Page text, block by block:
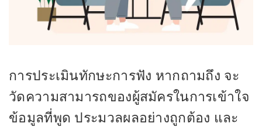
การประเมินทักษะการฟัง หากถามถึง จะ
วัดความสามารถของผู้สมัครในการเข้าใจ
ข้อมูลที่พูด ประมวลผลอย่างถูกต้อง และ